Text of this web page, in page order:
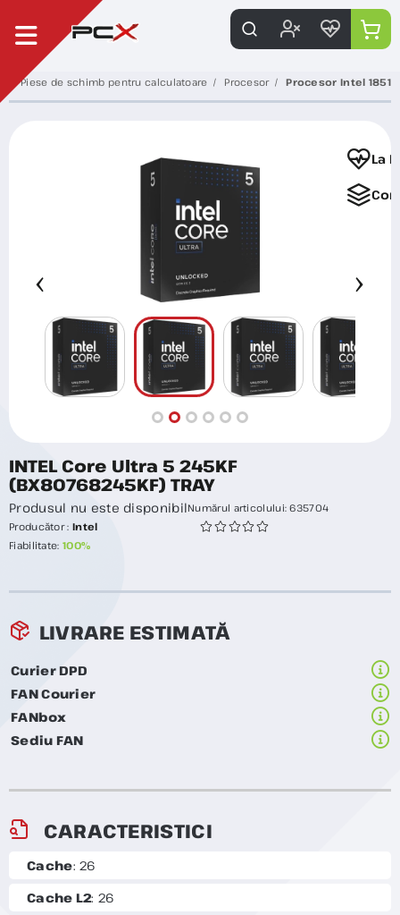
Piese de schimb pentru calculatoare Procesor Procesor Intel 1851
La
INTEL Core Ultra 5 245KF
(BX80768245KF) TRAY
Numărul articolului:635704
Producător : Intel
Fiabilitate: 100%
Produsul nu este disponibil
LIVRARE ESTIMATĂ
Curier DPD
FAN Courier
FANbox
Sediu FAN
CARACTERISTICI
Cache: 26
Cache L2: 26